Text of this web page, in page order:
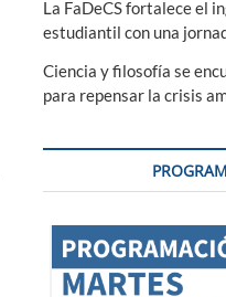
La FaDeCS fortalece el
estudiantil con una
Ciencia y filosofía se
para repensar la crisis